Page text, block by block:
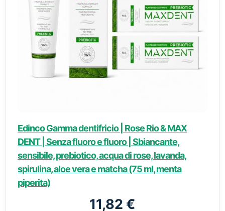
Edinco Gamma dentifricio | Rose Rio & MAX
DENT | Senza fluoro e fluoro | Sbiancante,
sensibile, prebiotico, acqua di rose, lavanda,
spirulina, aloe vera e matcha (75 ml, menta
piperita)
11,82 €